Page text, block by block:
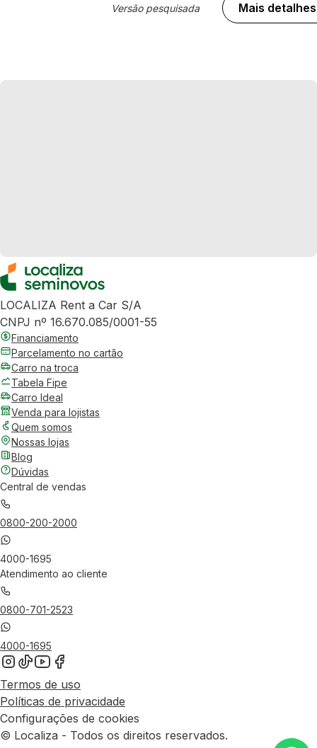
Versão pesquisada Mais detalhes
LOCALIZA Rent a Car S/A
CNPJ nº 16.670.085/0001-55
Financiamento
Parcelamento no cartão
Carro na troca
Tabela Fipe
Carro Ideal
Venda para lojistas
Quem somos
Nossas lojas
Blog
Dúvidas
Central de vendas
0800-200-2000
4000-1695
Atendimento ao cliente
0800-701-2523
4000-1695
Termos de uso
Políticas de privacidade
Configurações de cookies
© Localiza - Todos os direitos reservados.